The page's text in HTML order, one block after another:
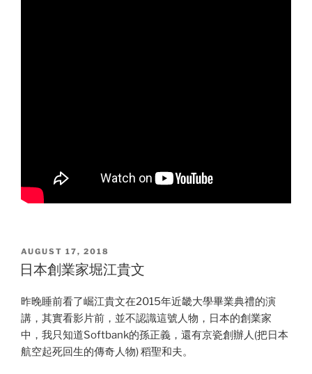
POSTED
ON
AUGUST 17, 2018
日本創業家堀江貴文
昨晚睡前看了崛江貴文在2015年近畿大學畢業典禮的演
講，其實看影片前，並不認識這號人物，日本的創業家
中，我只知道Softbank的孫正義，還有京瓷創辦人(把日本
航空起死回生的傳奇人物) 稻聖和夫。